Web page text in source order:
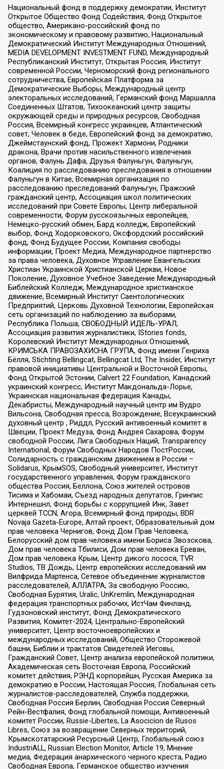
Национальный фонд в поддержку демократии, Институт
Открытое Общество Фонд Содействия, Фонд Открытое
общество, Американо-российский фонд по
экономическому и правовому развитию, Национальный
Демократический Институт Международных Отношений,
MEDIA DEVELOPMENT INVESTMENT FUND, Международный
Республиканский Институт, Открытая Россия, Институт
современной России, Черноморский фонд регионального
сотрудничества, Европейская Платформа за
Демократические Выборы, Международный центр
электоральных исследований, Германский фонд Маршалла
Соединенных Штатов, Тихоокеанский центр защиты
окружающей среды и природных ресурсов, Свободная
Россия, Всемирный конгресс украинцев, Атлантический
совет, Человек в беде, Европейский фонд за демократию,
Джеймстаунский фонд, Прожект Хармони, Родники
дракона, Врачи против насильственного извлечения
органов, Фалунь Дафа, Друзья Фалуньгун, Фалуньгун,
Коалиция по расследованию преследования в отношении
Фалуньгун в Китае, Всемирная организация по
расследованию преследований Фалуньгун, Пражский
гражданский центр, Ассоциация школ политических
исследований при Совете Европы, Центр либеральной
современности, Форум русскоязычных европейцев,
Немецко-русский обмен, Бард колледж, Европейский
выбор, Фонд Ходорковского, Оксфордский российский
фонд, Фонд Будущее России, Компания свободы
информации, Проект Медиа, Международное партнерство
за права человека, Духовное Управление Евангельских
Христиан Украинской Христианской Церкви, Новое
Поколение, Духовное Учебное Заведение Международный
Библейский Колледж, Международное христианское
движение, Всемирный Институт Саентологических
Предприятий, Церковь Духовной Технологии, Европейская
сеть организаций по наблюдению за выборами,
Республика Польша, СВОБОДНЫЙ ИДЕЛЬ-УРАЛ,
Ассоциация развития журналистики, IStories fonds,
Королевский Институт Международных Отношений,
КРИМСЬКА ПРАВОЗАХИСНА ГРУПА, Фонд имени Генриха
Бёлля, Stichting Bellingcat, Bellingcat Ltd, The Insider, Институт
правовой инициативы Центральной и Восточной Европы,
Фонд Открытой Эстонии, Calvert 22 Foundation, Канадский
украинский конгресс, Институт Макдональда-Лорье,
Украинская национальная федерация Канады,
Декабристы, Международный научный центр им Вудро
Вильсона, Свободная пресса, Возрождение, Всеукраинский
духовный центр , Риддл, Русский антивоенный комитет в
Швеции, Проект Медуза, Фонд Андрея Сахарова, Форум
свободной России, Лига Свободных Наций, Transparеncy
International, Форум Свободных Народов ПостРоссии,
Солидарность с гражданским движением в России –
Solidarus, КрымSOS, Свободный университет, Институт
государственного управления, Форум гражданского
общества Россия, Беллона, Союз жителей островов
Тисима и Хабомаи, Съезд народных депутатов, Гринпис
Интернешнл, Фонд борьбы с коррупцией Инк, Завет
церквей TCCN, Агора, Всемирный фонд природы, BDR
Novaja Gazeta-Europe, Алтай проект, Образовательный дом
прав человека Чернигов, Фонд Дом Прав Человека,
Белорусский дом прав человека имени Бориса Звозскова,
Дом прав человека Тбилиси, Дом прав человека Ереван,
Дом прав человека Крым, Центр дикого лосося, TVR
Studios, ТВ Дождь, Центр европейских исследований им
Вилфрида Мартенса, Сетевое объединение журналистов
расследователей, АЛЛАТРА, За свободную Россию,
Свободная Бурятия, Uralic, UnKremlin, Международная
федерация транспортных рабочих, ИстЧам Финланд,
Гудзоновский институт, Фонд Демократического
Развития, Комитет-2024, Центрально-Европейский
университет, Центр восточноевропейских и
международных исследований, Общество Сторожевой
башни, Библии и трактатов Свидетелей Иеговы,
Гражданский Совет, Центр анализа европейской политики,
Академическая сеть Восточная Европа, Российский
комитет действия, РЭНД корпорейшн, Русская Америка за
демократию в России, Настоящая Россия, Глобальная сеть
журналистов-расследователей, Служба поддержки,
Свободная Россия Берлин, Свободная Россия Северный
Рейн-Вестфалия, Фонд глобальной помощи, Антивоенный
комитет России, Russie-Libertes, La Asocicion de Rusos
Libres, Союз за возвращение Северных территорий,
Крымскотатарский Ресурсный Центр, Глобальный союз
IndustriALL, Russian Election Monitor, Article 19, Мнение
медиа, Федерация анархического черного креста, Радио
Свободная Европа, Германское общество изучения